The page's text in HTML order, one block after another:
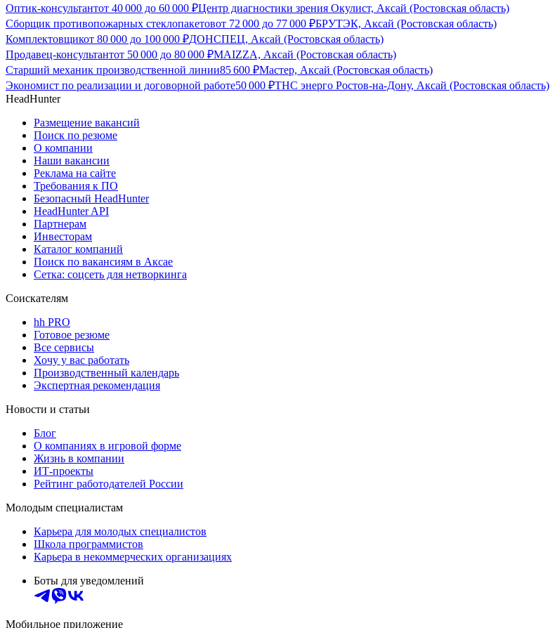
Оптик-консультантот 40 000 до 60 000 ₽Центр диагностики зрения Окулист, Аксай (Ростовская область)
Сборщик противопожарных стеклопакетовот 72 000 до 77 000 ₽БРУТЭК, Аксай (Ростовская область)
Комплектовщикот 80 000 до 100 000 ₽ДОНСПЕЦ, Аксай (Ростовская область)
Продавец-консультантот 50 000 до 80 000 ₽MAIZZA, Аксай (Ростовская область)
Старший механик производственной линии85 600 ₽Мастер, Аксай (Ростовская область)
Экономист по реализации и договорной работе50 000 ₽ТНС энерго Ростов-на-Дону, Аксай (Ростовская область)
HeadHunter
Размещение вакансий
Поиск по резюме
О компании
Наши вакансии
Реклама на сайте
Требования к ПО
Безопасный HeadHunter
HeadHunter API
Партнерам
Инвесторам
Каталог компаний
Поиск по вакансиям в Аксае
Сетка: соцсеть для нетворкинга
Соискателям
hh PRO
Готовое резюме
Все сервисы
Хочу у вас работать
Производственный календарь
Экспертная рекомендация
Новости и статьи
Блог
О компаниях в игровой форме
Жизнь в компании
ИТ-проекты
Рейтинг работодателей России
Молодым специалистам
Карьера для молодых специалистов
Школа программистов
Карьера в некоммерческих организациях
Боты для уведомлений
Мобильное приложение